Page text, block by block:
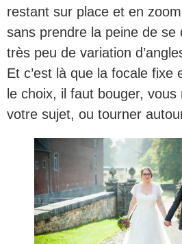
restant sur place et en
sans prendre la peine de se
très peu de variation
Et c’est là que la focale
le choix, il faut bouger,
votre sujet, ou tourner